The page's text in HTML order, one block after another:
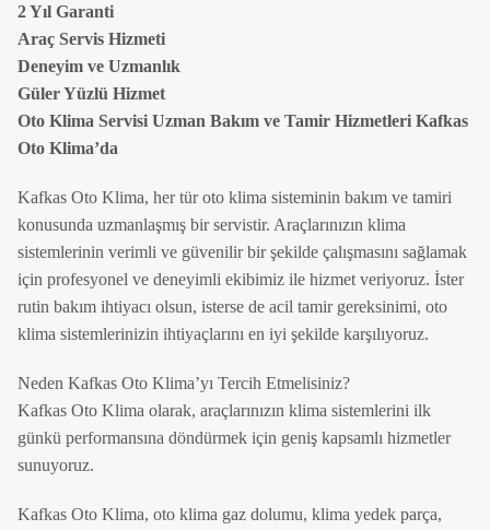
2 Yıl Garanti
Araç Servis Hizmeti
Deneyim ve Uzmanlık
Güler Yüzlü Hizmet
Oto Klima Servisi Uzman Bakım ve Tamir Hizmetleri Kafkas
Oto Klima’da
Kafkas Oto Klima, her tür oto klima sisteminin bakım ve tamiri
konusunda uzmanlaşmış bir servistir. Araçlarınızın klima
sistemlerinin verimli ve güvenilir bir şekilde çalışmasını sağlamak
için profesyonel ve deneyimli ekibimiz ile hizmet veriyoruz. İster
rutin bakım ihtiyacı olsun, isterse de acil tamir gereksinimi, oto
klima sistemlerinizin ihtiyaçlarını en iyi şekilde karşılıyoruz.
Neden Kafkas Oto Klima’yı Tercih Etmelisiniz?
Kafkas Oto Klima olarak, araçlarınızın klima sistemlerini ilk
günkü performansına döndürmek için geniş kapsamlı hizmetler
sunuyoruz.
Kafkas Oto Klima, oto klima gaz dolumu, klima yedek parça,